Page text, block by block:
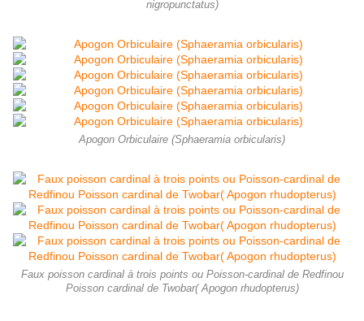
nigropunctatus)
Apogon Orbiculaire (Sphaeramia orbicularis)
Faux poisson cardinal à trois points ou Poisson-cardinal de Redfinou
Poisson cardinal de Twobar( Apogon rhudopterus)